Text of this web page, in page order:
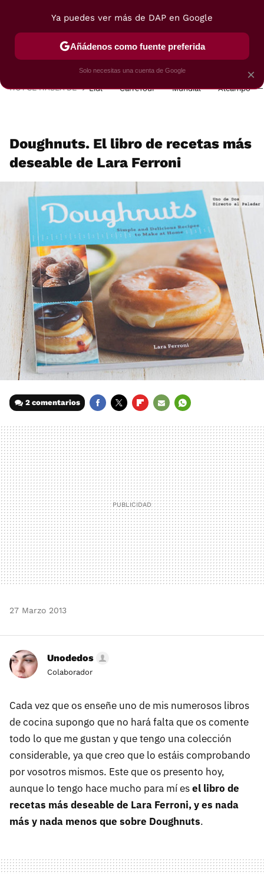
POSTRES VIAJES SELECCIÓN VEGUI
HOY SE HABLA DE Lidl Carrefour Mundial Alcampo
Doughnuts. El libro de recetas más
deseable de Lara Ferroni
2 comentarios
MAIL
27 Marzo 2013
Unodedos
Colaborador
Cada vez que os enseñe uno de mis numerosos libros
de cocina supongo que no hará falta que os comente
todo lo que me gustan y que tengo una colección
considerable, ya que creo que lo estáis comprobando
por vosotros mismos. Este que os presento hoy,
aunque lo tengo hace mucho para mí esel libro de
recetas más deseable de Lara Ferroni, y es nada
más y nada menos que sobre Doughnuts.
×
Ya puedes ver más de DAP en Google
Añádenos como fuente preferida
Solo necesitas una cuenta de Google